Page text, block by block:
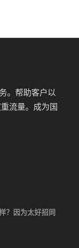
。帮助客户以
流量。成为国
？因为太好招同